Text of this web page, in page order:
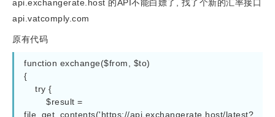
api.exchangerate.host 的API不能白嫖了, 找了个新的汇率接口
api.vatcomply.com
原有代码
function exchange($from, $to)
{
file_get_contents('https://api.exchangerate.host/latest?